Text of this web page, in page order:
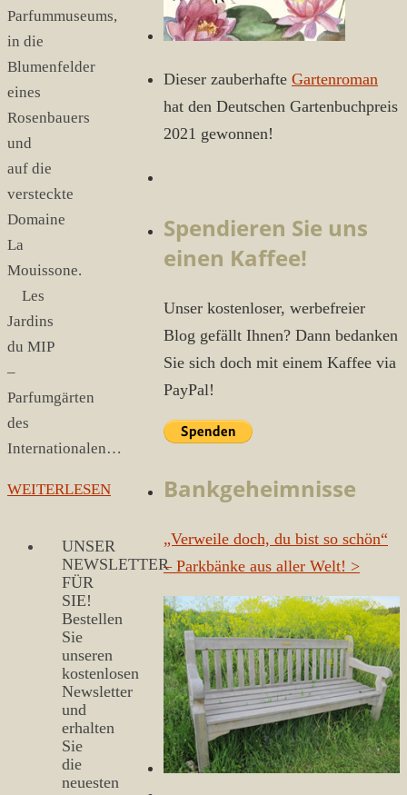
Parfummuseums,
in die
Blumenfelder
eines
Rosenbauers
und
auf die
versteckte
Domaine
La
Mouissone.
Les
Jardins
du MIP
–
Parfumgärten
des
Internationalen…
WEITERLESEN
UNSER
NEWSLETTER
FÜR
SIE!
Bestellen
Sie
unseren
kostenlosen
Newsletter
und
erhalten
Sie
die
neuesten
Dieser zauberhafte Gartenroman
hat den Deutschen Gartenbuchpreis
2021 gewonnen!
Spendieren Sie uns
einen Kaffee!
Unser kostenloser, werbefreier
Blog gefällt Ihnen? Dann bedanken
Sie sich doch mit einem Kaffee via
PayPal!
Bankgeheimnisse
„Verweile doch, du bist so schön“
– Parkbänke aus aller Welt! >